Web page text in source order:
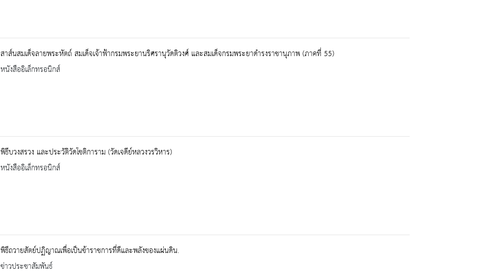
สาส์นสมเด็จลายพระหัตถ์ สมเด็จเจ้าฟ้ากรมพระยานริศรานุวัดติวงศ์ และสมเด็จกรมพระยาดำรงราชานุภาพ (ภาคที่ 55)
หนังสืออิเล็กทรอนิกส์
พิธีบวงสรวง และประวัติวัดโชติการาม (วัดเจดีย์หลวงวรวิหาร)
หนังสืออิเล็กทรอนิกส์
พิธีถวายสัตย์ปฏิญาณเพื่อเป็นข้าราชการที่ดีและพลังของแผ่นดิน.
ข่าวประชาสัมพันธ์